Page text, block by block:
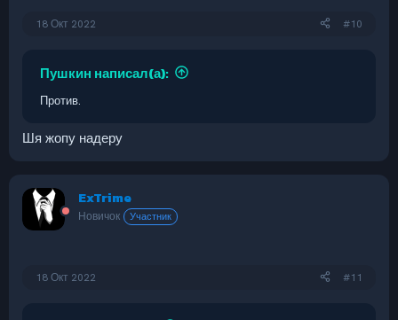
18 Окт 2022 #10
Пушкин написал(а):
Против.
Шя жопу надеру
ExTrime
Новичок Участник
18 Окт 2022 #11